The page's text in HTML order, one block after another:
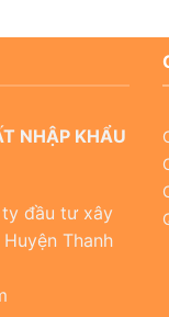
NHẬP KHẨU
ty đầu tư xây
Thanh